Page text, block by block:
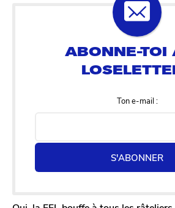
Ton e-mail :
S'ABONNER